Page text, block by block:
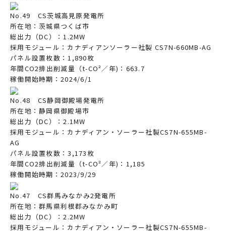
No.49 CS茨城高見原発電所
所在地：茨城県つくば市
総出力（DC）：1.2MW
採用モジュール：カナディアンソーラー社製 CS7N-660MB-AG
パネル設置枚数：1,890枚
年間CO2排出削減量（t-CO²／年)：663.7
稼働開始時期：2024/6/1
No.48 CS静岡御殿場発電所
所在地：静岡県御殿場市
総出力（DC）：2.1MW
採用モジュール：カナディアン・ソーラー社製CS7N-655MB-
AG
パネル設置枚数：3,173枚
年間CO2排出削減量（t-CO²／年)：1,185
稼働開始時期：2023/9/29
No.47 CS群馬みなかみ2発電所
所在地：群馬県利根郡みなかみ町
総出力（DC）：2.2MW
採用モジュール：カナディアン・ソーラー社製CS7N-655MB-